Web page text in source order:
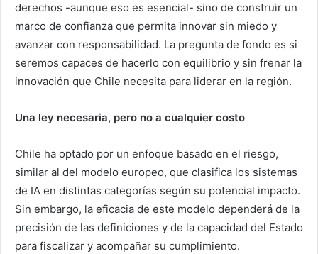
derechos -aunque eso es esencial- sino de construir un
marco de confianza que permita innovar sin miedo y
avanzar con responsabilidad. La pregunta de fondo es si
seremos capaces de hacerlo con equilibrio y sin frenar la
innovación que Chile necesita para liderar en la región.
Una ley necesaria, pero no a cualquier costo
Chile ha optado por un enfoque basado en el riesgo,
similar al del modelo europeo, que clasifica los sistemas
de IA en distintas categorías según su potencial impacto.
Sin embargo, la eficacia de este modelo dependerá de la
precisión de las definiciones y de la capacidad del Estado
para fiscalizar y acompañar su cumplimiento.